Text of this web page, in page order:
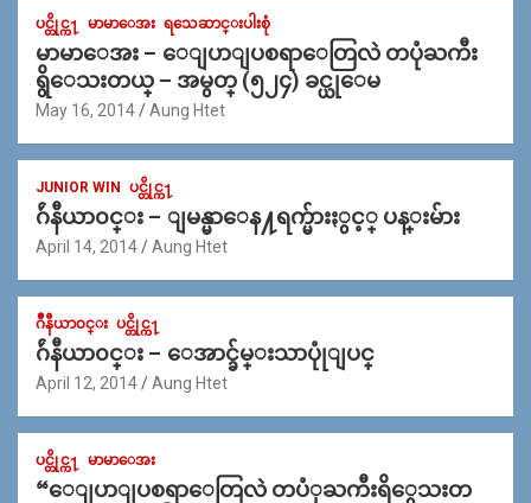
ပင္တိုင္က႑ မာမာေအး ရသေဆာင္းပါးစုံ
မာမာေအး – ေျပာျပစရာေတြလဲ တပုံႀကီး
ရွိေသးတယ္ – အမွတ္ (၅၂၄) ခင္ယုေမ
May 16, 2014 Aung Htet
JUNIOR WIN ပင္တိုင္က႑
ဂ်ဴနီယာ၀င္း – ျမန္မာေန႔ရက္မ်ားႏွင့္ ပန္းမ်ား
April 14, 2014 Aung Htet
ဂ်ဳနီယာ၀င္း ပင္တိုင္က႑
ဂ်ဴနီယာ၀င္း – ေအာင္ခ်မ္းသာပုုံျပင္
April 12, 2014 Aung Htet
ပင္တိုင္က႑ မာမာေအး
“ေျပာျပစရာေတြလဲ တပံုႀကီးရိွေသးတ